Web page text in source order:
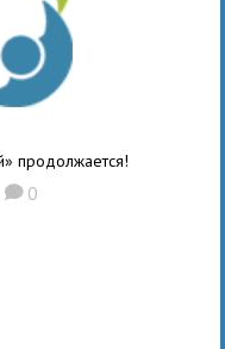
продолжается!
K 0